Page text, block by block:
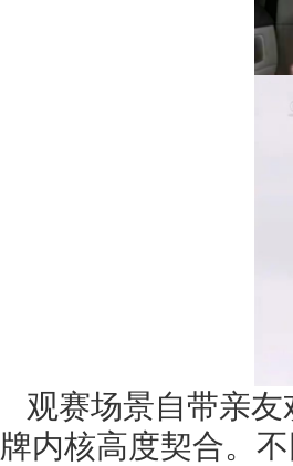
观赛场景自带亲
牌内核高度契合。